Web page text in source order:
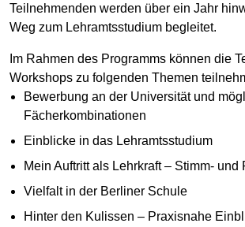
Teilnehmenden werden über ein Jahr
Weg zum Lehramtsstudium begleitet.
Im Rahmen des Programms können die
Workshops zu folgenden Themen
Bewerbung an der Universität und
Fächerkombinationen
Einblicke in das Lehramtsstudium
Mein Auftritt als Lehrkraft – Stimm- und
Vielfalt in der Berliner Schule
Hinter den Kulissen – Praxisnahe